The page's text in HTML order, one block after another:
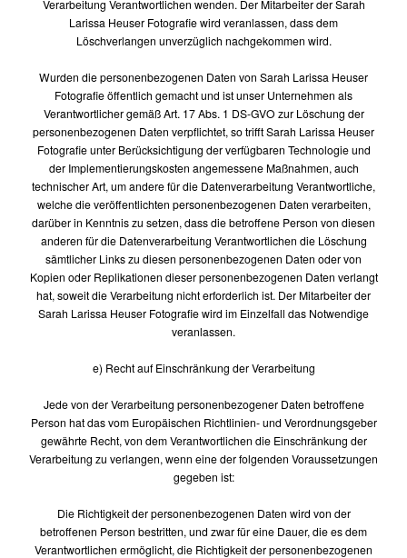
Verarbeitung Verantwortlichen wenden. Der Mitarbeiter der Sarah
Larissa Heuser Fotografie wird veranlassen, dass dem
Löschverlangen unverzüglich nachgekommen wird.
Wurden die personenbezogenen Daten von Sarah Larissa Heuser
Fotografie öffentlich gemacht und ist unser Unternehmen als
Verantwortlicher gemäß Art. 17 Abs. 1 DS-GVO zur Löschung der
personenbezogenen Daten verpflichtet, so trifft Sarah Larissa Heuser
Fotografie unter Berücksichtigung der verfügbaren Technologie und
der Implementierungskosten angemessene Maßnahmen, auch
technischer Art, um andere für die Datenverarbeitung Verantwortliche,
welche die veröffentlichten personenbezogenen Daten verarbeiten,
darüber in Kenntnis zu setzen, dass die betroffene Person von diesen
anderen für die Datenverarbeitung Verantwortlichen die Löschung
sämtlicher Links zu diesen personenbezogenen Daten oder von
Kopien oder Replikationen dieser personenbezogenen Daten verlangt
hat, soweit die Verarbeitung nicht erforderlich ist. Der Mitarbeiter der
Sarah Larissa Heuser Fotografie wird im Einzelfall das Notwendige
veranlassen.
e) Recht auf Einschränkung der Verarbeitung
Jede von der Verarbeitung personenbezogener Daten betroffene
Person hat das vom Europäischen Richtlinien- und Verordnungsgeber
gewährte Recht, von dem Verantwortlichen die Einschränkung der
Verarbeitung zu verlangen, wenn eine der folgenden Voraussetzungen
gegeben ist:
Die Richtigkeit der personenbezogenen Daten wird von der
betroffenen Person bestritten, und zwar für eine Dauer, die es dem
Verantwortlichen ermöglicht, die Richtigkeit der personenbezogenen